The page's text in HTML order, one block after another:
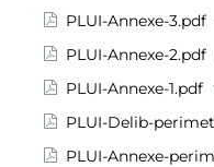
PLUI-Annexe-3.pdf
PLUI-Annexe-2.pdf
PLUI-Annexe-1.pdf
PLUI-Delib-
PLUI-Annexe-